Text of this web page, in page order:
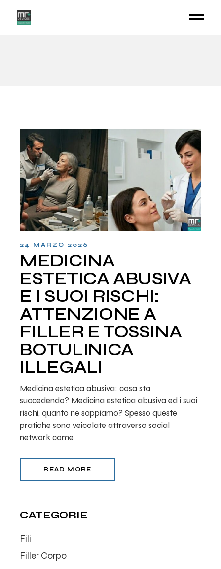
24 MARZO 2026
MEDICINA
ESTETICA ABUSIVA
E I SUOI RISCHI:
ATTENZIONE A
FILLER E TOSSINA
BOTULINICA
ILLEGALI
Medicina estetica abusiva: cosa sta
succedendo? Medicina estetica abusiva ed i suoi
rischi, quanto ne sappiamo? Spesso queste
pratiche sono veicolate attraverso social
network come
READ MORE
CATEGORIE
Fili
Filler Corpo